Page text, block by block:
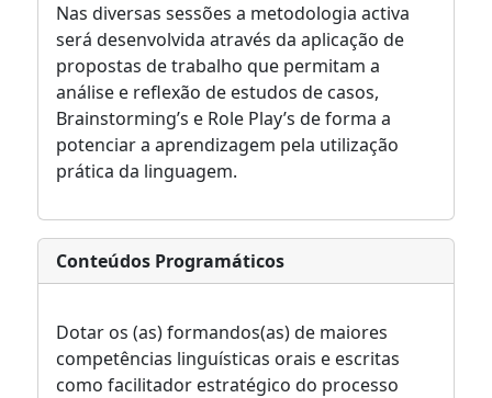
Nas diversas sessões a metodologia activa
será desenvolvida através da aplicação de
propostas de trabalho que permitam a
análise e reflexão de estudos de casos,
Brainstorming’s e Role Play’s de forma a
potenciar a aprendizagem pela utilização
prática da linguagem.
Conteúdos Programáticos
Dotar os (as) formandos(as) de maiores
competências linguísticas orais e escritas
como facilitador estratégico do processo